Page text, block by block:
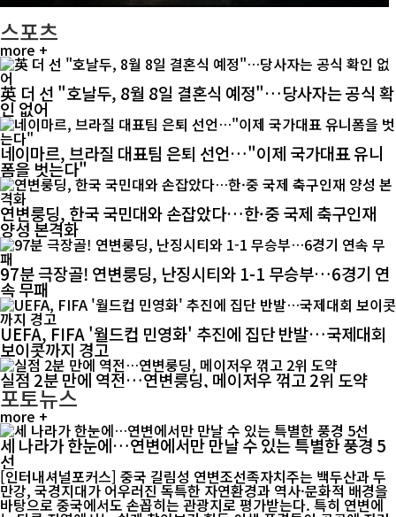
스포츠
more +
英 더 선 "호날두, 8월 8일 결혼식 예정"…당사자는 공식 확
인 없어
네이마르, 브라질 대표팀 은퇴 선언…"이제 국가대표 유니
폼을 벗는다"
연변룽딩, 한국 국민대와 손잡았다…한·중 국제 축구인재
양성 본격화
97분 극장골! 연변룽딩, 난징시티와 1-1 무승부…6경기 연
속 무패
UEFA, FIFA '월드컵 민영화' 추진에 집단 반발…국제대회
보이콧까지 경고
실점 2분 만에 역전…연변룽딩, 메이저우 꺾고 2위 도약
포토뉴스
more +
세 나라가 한눈에…연변에서만 만날 수 있는 특별한 풍경 5
선
[인터내셔널포커스] 중국 길림성 연변조선족자치주는 백두산과 두
만강, 국경지대가 어우러진 독특한 자연환경과 역사·문화적 배경을
바탕으로 중국에서도 손꼽히는 관광지로 평가받는다. 특히 연변에